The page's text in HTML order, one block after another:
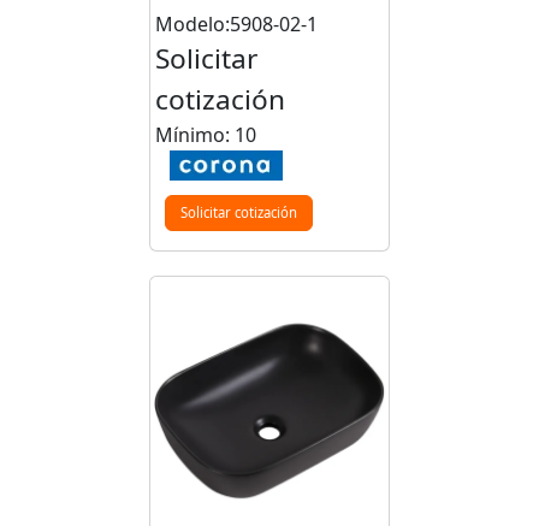
Modelo:5908-02-1
Solicitar
cotización
Mínimo: 10
Solicitar cotización